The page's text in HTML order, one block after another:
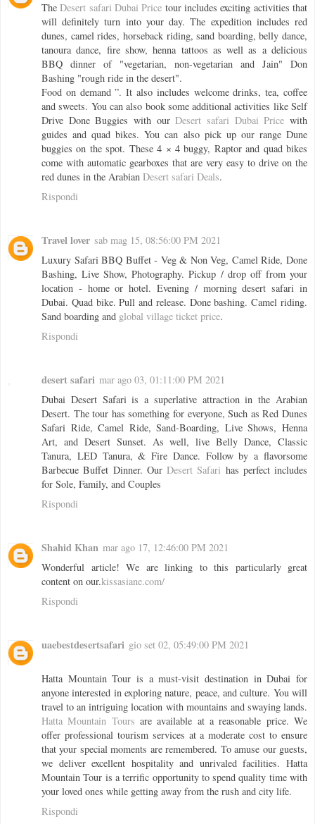
TheDesert safari Dubai Price tour includes exciting activities that
will definitely turn into your day. The expedition includes red
dunes, camel rides, horseback riding, sand boarding, belly dance,
tanoura dance, fire show, henna tattoos as well as a delicious
BBQ dinner of "vegetarian, non-vegetarian and Jain" Don
Bashing "rough ride in the desert".
Food on demand ”. It also includes welcome drinks, tea, coffee
and sweets. You can also book some additional activities like Self
Drive Done Buggies with ourDesert safari Dubai Price with
guides and quad bikes. You can also pick up our range Dune
buggies on the spot. These 4 × 4 buggy, Raptor and quad bikes
come with automatic gearboxes that are very easy to drive on the
red dunes in the Arabian Desert safari Deals.
Rispondi
Travel lover sab mag 15, 08:56:00 PM 2021
Luxury Safari BBQ Buffet - Veg & Non Veg, Camel Ride, Done
Bashing, Live Show, Photography. Pickup / drop off from your
location - home or hotel. Evening / morning desert safari in
Dubai. Quad bike. Pull and release. Done bashing. Camel riding.
Sand boarding and global village ticket price.
Rispondi
desert safari mar ago 03, 01:11:00 PM 2021
Dubai Desert Safari is a superlative attraction in the Arabian
Desert. The tour has something for everyone, Such as Red Dunes
Safari Ride, Camel Ride, Sand-Boarding, Live Shows, Henna
Art, and Desert Sunset. As well, live Belly Dance, Classic
Tanura, LED Tanura, & Fire Dance. Follow by a flavorsome
Barbecue Buffet Dinner. Our Desert Safari has perfect includes
for Sole, Family, and Couples
Rispondi
Shahid Khan mar ago 17, 12:46:00 PM 2021
Wonderful article! We are linking to this particularly great
content on our.kissasiane.com/
Rispondi
uaebestdesertsafari gio set 02, 05:49:00 PM 2021
Hatta Mountain Tour is a must-visit destination in Dubai for
anyone interested in exploring nature, peace, and culture. You will
travel to an intriguing location with mountains and swaying lands.
Hatta Mountain Tours are available at a reasonable price. We
offer professional tourism services at a moderate cost to ensure
that your special moments are remembered. To amuse our guests,
we deliver excellent hospitality and unrivaled facilities. Hatta
Mountain Tour is a terrific opportunity to spend quality time with
your loved ones while getting away from the rush and city life.
Rispondi